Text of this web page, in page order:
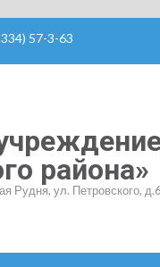
57-3-63
района»
Рудня, ул.